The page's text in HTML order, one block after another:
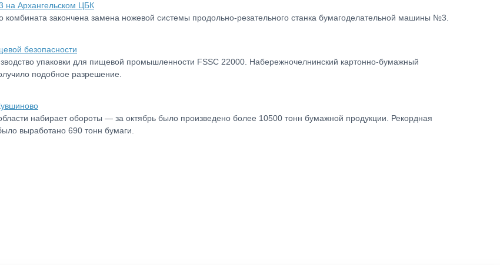
на Архангельском ЦБК
закончена замена ножевой системы продольно-резательного станка бумагоделательной машины №3.
безопасности
упаковки для пищевой промышленности FSSC 22000. Набережночелнинский картонно-бумажный
подобное разрешение.
набирает обороты — за октябрь было произведено более 10500 тонн бумажной продукции. Рекордная
выработано 690 тонн бумаги.